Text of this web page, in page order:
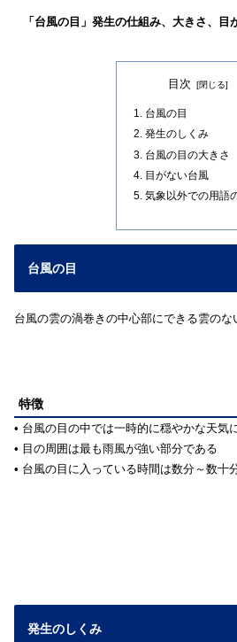
「台風の目」発生の仕組み、大きさ、目
目次
台風の目
発生のしくみ
台風の目の大きさ
目がない台風
気象以外での用語
台風の目
台風の雲の渦巻きの中心部にできる雲のな
特徴
• 台風の目の中では一時的に穏やかな天気
• 目の周囲は最も雨風が強い部分である
• 台風の目に入っている時間は数分～数十
発生のしくみ